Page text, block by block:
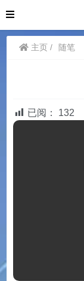
主页 随笔
已阅： 132